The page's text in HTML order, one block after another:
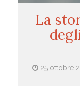
La
25 ottobre